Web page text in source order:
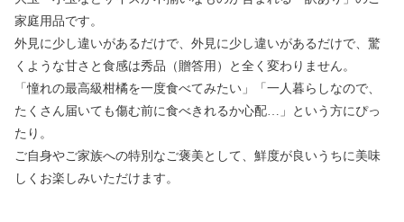
家庭用品です。
外見に少し違いがあるだけで、外見に少し違いがあるだけで、驚
くような甘さと食感は秀品（贈答用）と全く変わりません。
「憧れの最高級柑橘を一度食べてみたい」「一人暮らしなので、
たくさん届いても傷む前に食べきれるか心配…」という方にぴっ
たり。
ご自身やご家族への特別なご褒美として、鮮度が良いうちに美味
しくお楽しみいただけます。